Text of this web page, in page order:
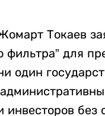
Токаев
фильтра” для
один
без